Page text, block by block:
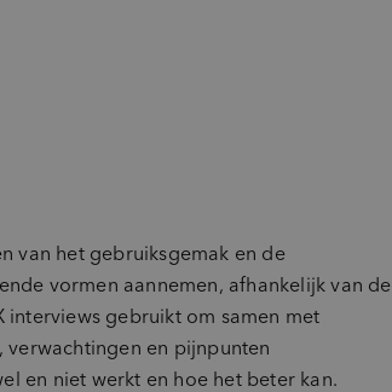
van het gebruiksgemak en de
vormen aannemen, afhankelijk van de
interviews gebruikt om samen met
en pijnpunten
en niet werkt en hoe het beter kan.